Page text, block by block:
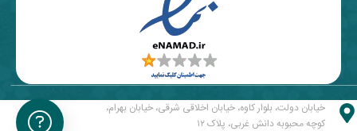
خیابان دولت، بلوار کاوه، خیابان اخلاقی شرقی، خیابان بهرام،
کوچه محبوبه دانش غربی، پلاک ۱۲